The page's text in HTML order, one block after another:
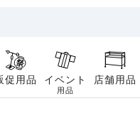
促用品 イベント
用品
店舗用品